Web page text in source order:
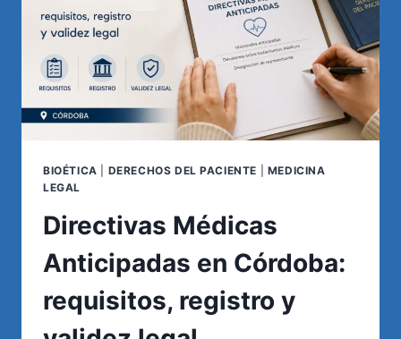
BIOÉTICA DERECHOS DEL PACIENTE
MEDICINA
LEGAL
Directivas Médicas
Anticipadas en Córdoba:
requisitos, registro y